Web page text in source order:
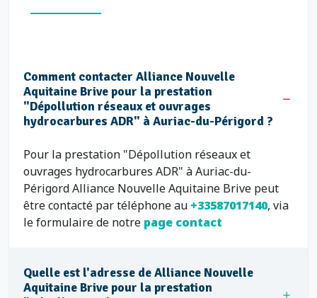
Comment contacter Alliance Nouvelle
Aquitaine Brive pour la prestation
"Dépollution réseaux et ouvrages
hydrocarbures ADR" à Auriac-du-Périgord ?
Pour la prestation "Dépollution réseaux et
ouvrages hydrocarbures ADR" à Auriac-du-
Périgord Alliance Nouvelle Aquitaine Brive peut
être contacté par téléphone au +33587017140, via
le formulaire de notre page contact
Quelle est l'adresse de Alliance Nouvelle
Aquitaine Brive pour la prestation